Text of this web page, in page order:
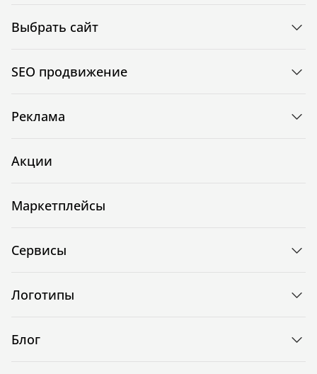
Выбрать сайт
SEO продвижение
Реклама
Акции
Маркетплейсы
Сервисы
Логотипы
Блог